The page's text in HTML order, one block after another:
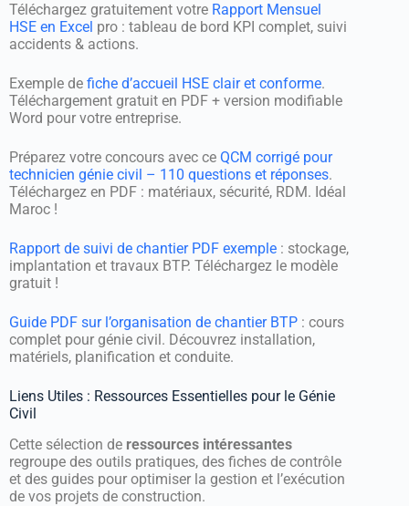
Téléchargez gratuitement votre Rapport Mensuel
HSE en Excel pro : tableau de bord KPI complet, suivi
accidents & actions.
Exemple de fiche d’accueil HSE clair et conforme.
Téléchargement gratuit en PDF + version modifiable
Word pour votre entreprise.
Préparez votre concours avec ce QCM corrigé pour
technicien génie civil – 110 questions et réponses.
Téléchargez en PDF : matériaux, sécurité, RDM. Idéal
Maroc !
Rapport de suivi de chantier PDF exemple : stockage,
implantation et travaux BTP. Téléchargez le modèle
gratuit !
Guide PDF sur l’organisation de chantier BTP : cours
complet pour génie civil. Découvrez installation,
matériels, planification et conduite.
Liens Utiles : Ressources Essentielles pour le Génie
Civil
Cette sélection de ressources intéressantes
regroupe des outils pratiques, des fiches de contrôle
et des guides pour optimiser la gestion et l’exécution
de vos projets de construction.